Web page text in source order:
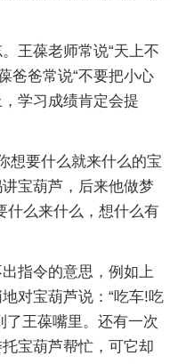
王葆老师常说“天上不
爸爸常说“不要把小心
学习成绩肯定会提
想要什么就来什么的宝
宝葫芦，后来他做梦
什么来什么，想什么有
指令的意思，例如上
对宝葫芦说：“吃车!吃
了王葆嘴里。还有一次
宝葫芦帮忙，可它却